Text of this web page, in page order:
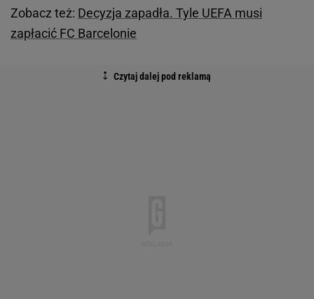
Zobacz też: Decyzja zapadła. Tyle UEFA musi
zapłacić FC Barcelonie